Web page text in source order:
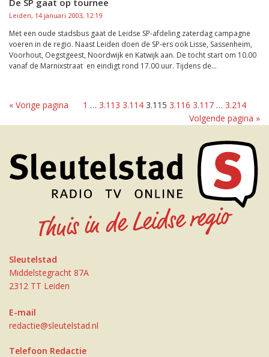
De SP gaat op tournee
Leiden, 14 januari 2003, 12:19
Met een oude stadsbus gaat de Leidse SP-afdeling zaterdag campagne
voeren in de regio. Naast Leiden doen de SP-ers ook Lisse, Sassenheim,
Voorhout, Oegstgeest, Noordwijk en Katwijk aan. De tocht start om 10.00
vanaf de Marnixstraat en eindigt rond 17.00 uur. Tijdens de...
« Vorige pagina 1 … 3.113 3.114 3.115 3.116 3.117 … 3.214
Volgende pagina »
Sleutelstad
Middelstegracht 87A
2312 TT Leiden
E-mail
redactie@sleutelstad.nl
Telefoon Redactie